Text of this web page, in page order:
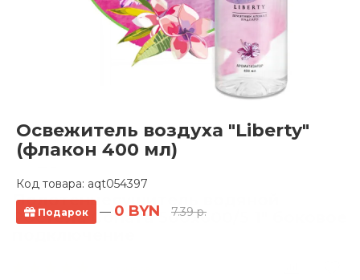
Освежитель воздуха "Liberty"
(флакон 400 мл)
Код товара: aqt054397
Подарок — 0 BYN 7.39 р.
Полотенцесушитель водяной
Ростела Соната 500x600/5 1" боковое